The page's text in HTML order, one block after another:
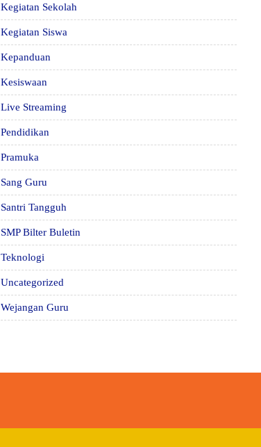
Kegiatan Sekolah
Kegiatan Siswa
Kepanduan
Kesiswaan
Live Streaming
Pendidikan
Pramuka
Sang Guru
Santri Tangguh
SMP Bilter Buletin
Teknologi
Uncategorized
Wejangan Guru